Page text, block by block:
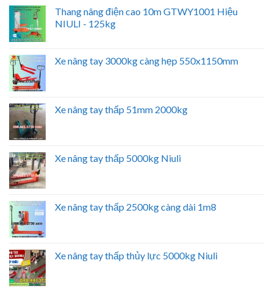
Thang nâng điện cao 10m GTWY1001 Hiệu
NIULI - 125kg
Xe nâng tay 3000kg càng hẹp 550x1150mm
Xe nâng tay thấp 51mm 2000kg
Xe nâng tay thấp 5000kg Niuli
Xe nâng tay thấp 2500kg càng dài 1m8
Xe nâng tay thấp thủy lực 5000kg Niuli